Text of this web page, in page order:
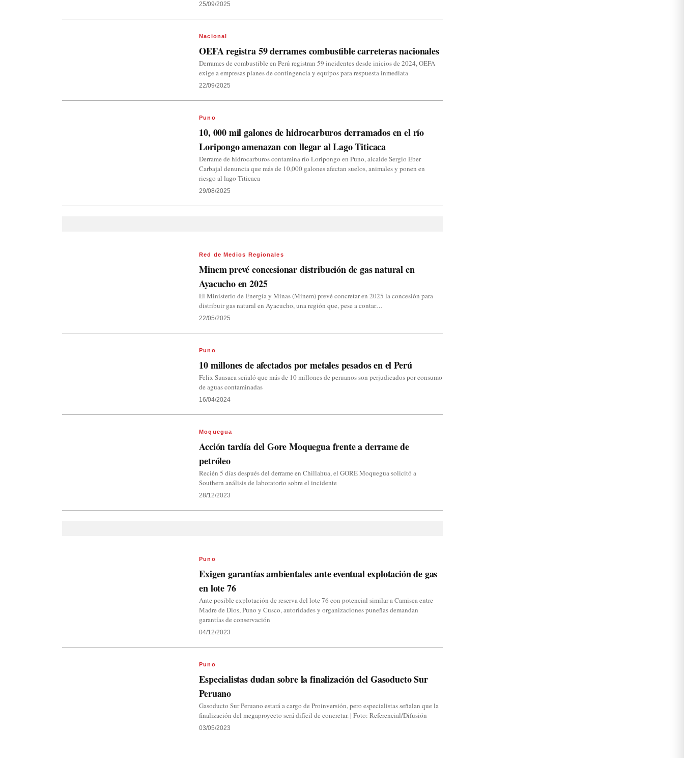
25/09/2025
Nacional
OEFA registra 59 derrames combustible carreteras nacionales
Derrames de combustible en Perú registran 59 incidentes desde inicios de 2024, OEFA
exige a empresas planes de contingencia y equipos para respuesta inmediata
22/09/2025
Puno
10, 000 mil galones de hidrocarburos derramados en el río
Loripongo amenazan con llegar al Lago Titicaca
Derrame de hidrocarburos contamina río Loripongo en Puno, alcalde Sergio Eber
Carbajal denuncia que más de 10,000 galones afectan suelos, animales y ponen en
riesgo al lago Titicaca
29/08/2025
Red de Medios Regionales
Minem prevé concesionar distribución de gas natural en
Ayacucho en 2025
El Ministerio de Energía y Minas (Minem) prevé concretar en 2025 la concesión para
distribuir gas natural en Ayacucho, una región que, pese a contar…
22/05/2025
Puno
10 millones de afectados por metales pesados en el Perú
Felix Suasaca señaló que más de 10 millones de peruanos son perjudicados por consumo
de aguas contaminadas
16/04/2024
Moquegua
Acción tardía del Gore Moquegua frente a derrame de
petróleo
Recién 5 días después del derrame en Chillahua, el GORE Moquegua solicitó a
Southern análisis de laboratorio sobre el incidente
28/12/2023
Puno
Exigen garantías ambientales ante eventual explotación de gas
en lote 76
Ante posible explotación de reserva del lote 76 con potencial similar a Camisea entre
Madre de Dios, Puno y Cusco, autoridades y organizaciones puneñas demandan
garantías de conservación
04/12/2023
Puno
Especialistas dudan sobre la finalización del Gasoducto Sur
Peruano
Gasoducto Sur Peruano estará a cargo de Proinversión, pero especialistas señalan que la
finalización del megaproyecto será difícil de concretar. | Foto: Referencial/Difusión
03/05/2023